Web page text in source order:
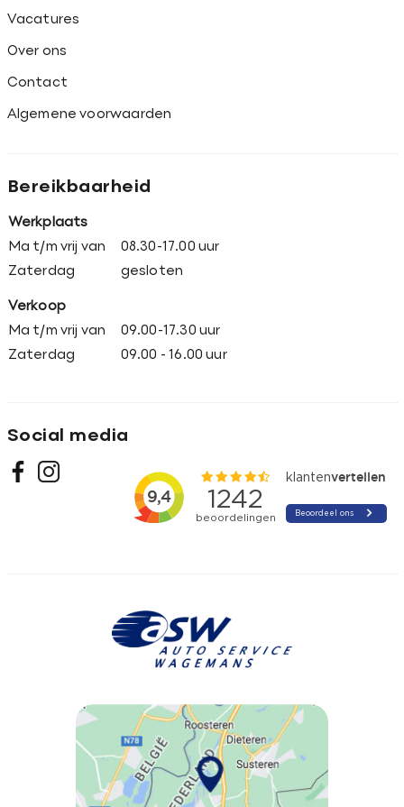
Vacatures
Over ons
Contact
Algemene voorwaarden
Bereikbaarheid
Werkplaats
Ma t/m vrij van
08.30-17.00 uur
Zaterdag
gesloten
Verkoop
Ma t/m vrij van
09.00-17.30 uur
Zaterdag
09.00 - 16.00 uur
Social media